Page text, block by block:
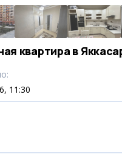
квартира в
:
11:30